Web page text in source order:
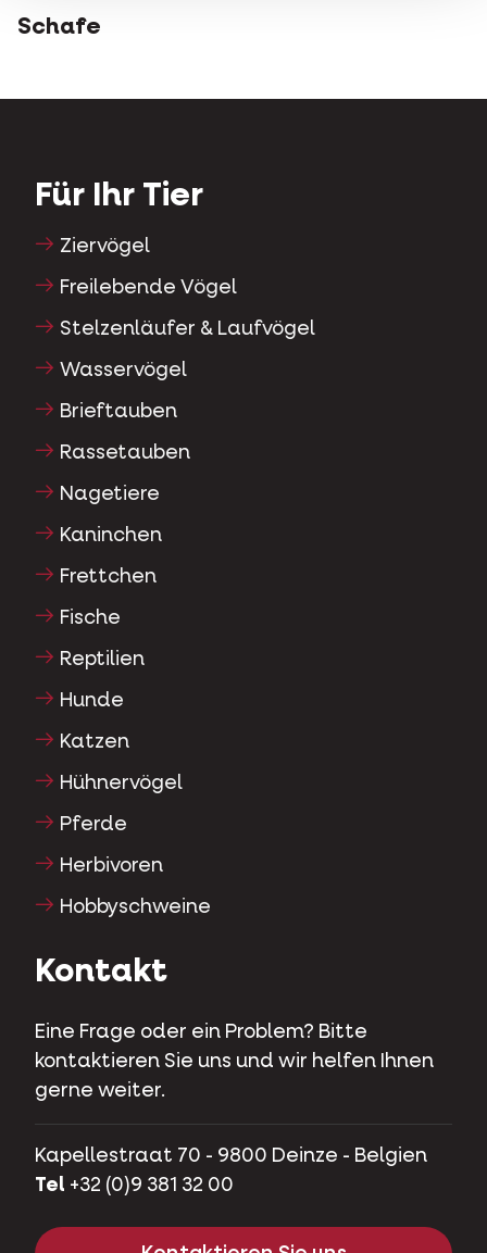
Schafe
Für Ihr Tier
Ziervögel
Freilebende Vögel
Stelzenläufer & Laufvögel
Wasservögel
Brieftauben
Rassetauben
Nagetiere
Kaninchen
Frettchen
Fische
Reptilien
Hunde
Katzen
Hühnervögel
Pferde
Herbivoren
Hobbyschweine
Kontakt
Eine Frage oder ein Problem? Bitte
kontaktieren Sie uns und wir helfen Ihnen
gerne weiter.
Kapellestraat 70 - 9800 Deinze - Belgien
Tel +32 (0)9 381 32 00